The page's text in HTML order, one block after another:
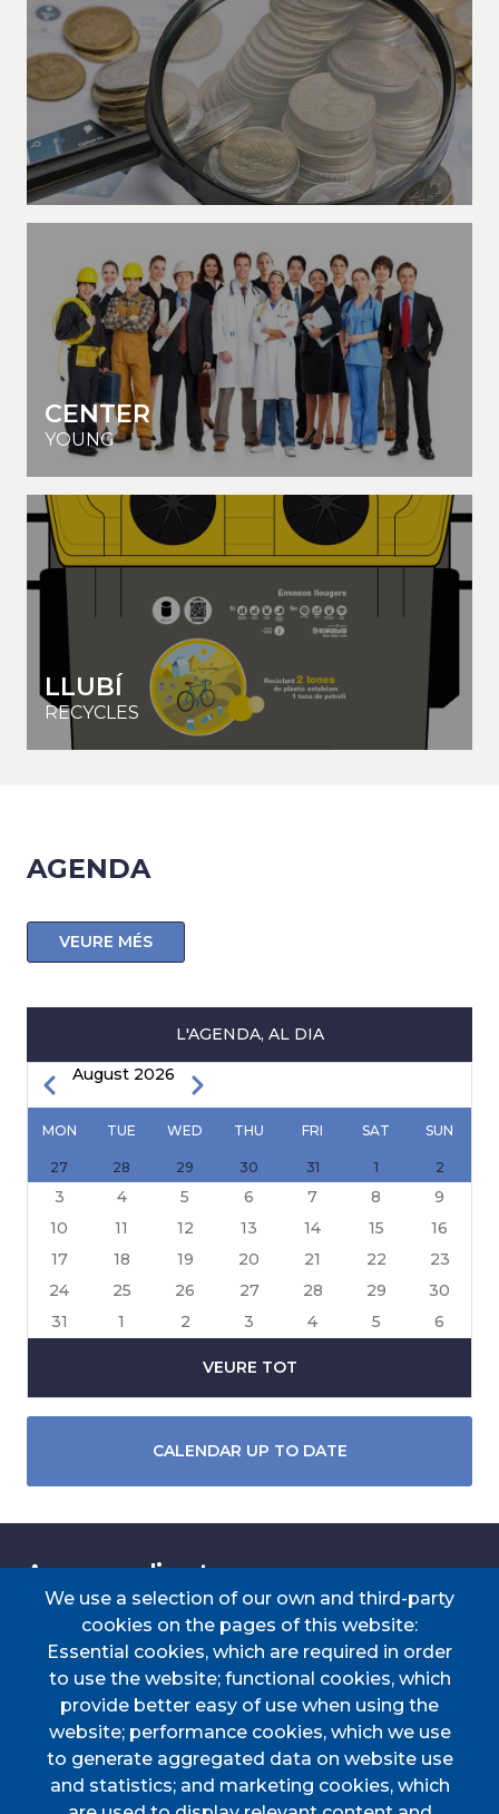
YOUNG
CENTER
LLUBÍ
RECYCLES
AGENDA
VEURE MÉS
L'AGENDA, AL DIA
PAGINATION
Previous
August 2026 Next
MON TUE WED THU FRI SAT SUN
27 28 29 30 31 1 2
3 4 5 6 7 8
9
10
11 12 13 14 15
16
17
18 19 20 21 22
23
24
25 26 27 28 29
30
31
1 2 3 4 5 6
VEURE TOT
CALENDAR UP TO DATE
Accessos directes
TRANSPORT
TAULER D'ANUNCIS
PERFIL DEL
CONTRACTANT
CERTIFICAT DE VIATGE
PORTAL DE
TRANSPARÈNCIA
DOCUMENTS
D'INTERÈS
Menú
We use a selection of our own and third-party
cookies on the pages of this website:
Essential cookies, which are required in order
to use the website; functional cookies, which
provide better easy of use when using the
website; performance cookies, which we use
to generate aggregated data on website use
and statistics; and marketing cookies, which